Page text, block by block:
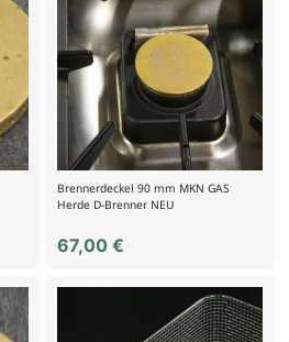
Brennerdeckel 90 mm MKN GAS
Herde D-Brenner NEU
67,00€